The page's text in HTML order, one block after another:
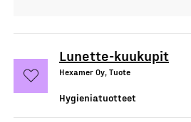
Lunette-kuukupit
Hexamer Oy, Tuote
Hygieniatuotteet